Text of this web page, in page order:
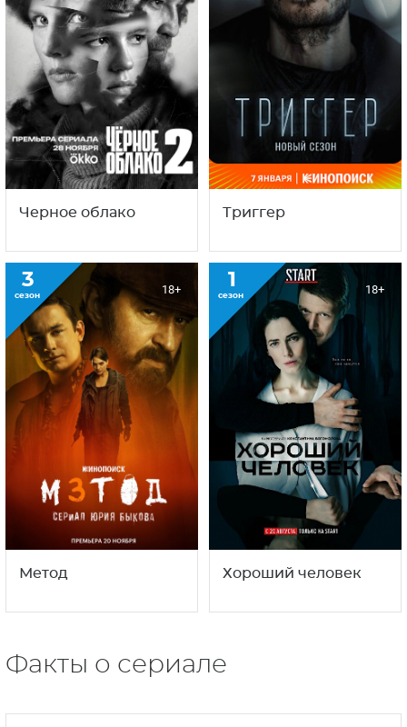
Черное облако Триггер
3
сезон 18+
Метод
1
сезон 18+
Хороший человек
Факты о сериале